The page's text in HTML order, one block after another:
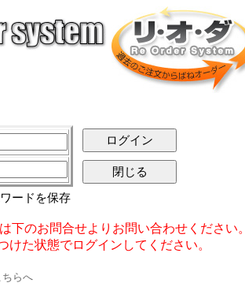
ードを保存
下のお問合せよりお問い合わせください。
た状態でログインしてください。
らへ